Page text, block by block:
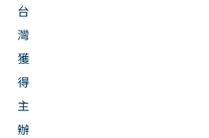
台
灣
獲
得
主
辦